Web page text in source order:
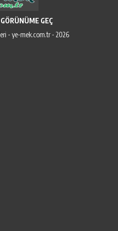
GEÇ
- ye-mek.com.tr - 2026